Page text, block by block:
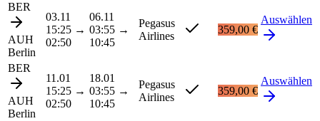
BER
AUH
Berlin
03.11
15:25 →
02:50
06.11
03:55 →
10:45
Pegasus
Airlines
359,00 €
Auswählen
BER
AUH
Berlin
11.01
15:25 →
02:50
18.01
03:55 →
10:45
Pegasus
Airlines
359,00 €
Auswählen